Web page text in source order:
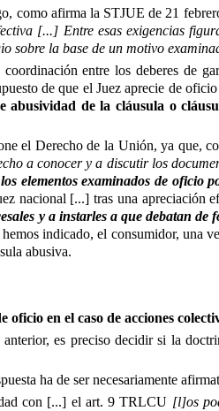
como afirma la STJUE de 21
[...] Entre esas exigencias
sobre la base de un motivo
entre los deberes de
de que el Juez aprecie de
abusividad de la cláusula o
el Derecho de la Unión, ya que,
a conocer y a discutir los
elementos examinados de oficio
nacional [...] tras una apreciación
y a instarles a que debatan de
hemos indicado, el consumidor, una
abusiva.
oficio en el caso de acciones
es preciso decidir si la
ha de ser necesariamente
con [...] el art. 9 TRLCU [l]os